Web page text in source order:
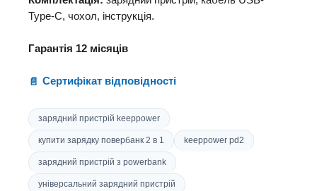
Type-C, чохол, інструкція.
Гарантія 12 місяців
Сертифікат відповідності
зарядний пристрій keeppower
купити зарядку повербанк 2 в 1 keeppower pd2
зарядний пристрій з powerbank
універсальний зарядний пристрій